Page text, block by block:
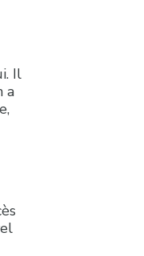
Il
a